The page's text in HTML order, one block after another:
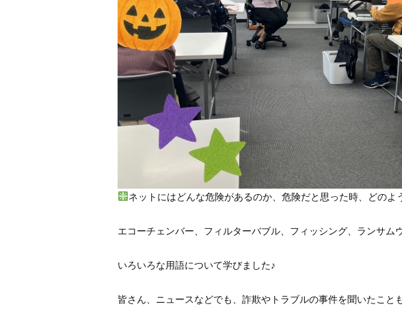
ネットにはどんな危険があるのか、危険だと思った時、どのよ
エコーチェンバー、フィルターバブル、フィッシング、ランサム
いろいろな用語について学びました♪
皆さん、ニュースなどでも、詐欺やトラブルの事件を聞いたこと